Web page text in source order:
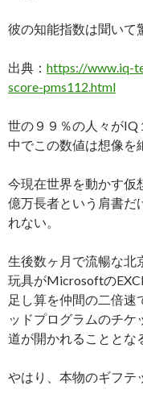
彼の知能指数は聞いて
出典： https://www.iq-
score-pms112.html
世の９９％の人々がIQ
中でこの数値は想像を
今現在世界を動かす仮
億万長者という肩書だ
れない。
生後数ヶ月で流暢な北
玩具がMicrosoftの
足し算を仲間の二倍速
ッドプログラムのチ
道が開かれることとな
やはり、本物のギフテ